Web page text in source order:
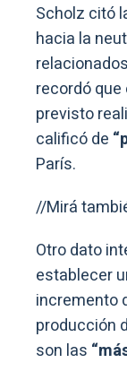
Scholz citó
hacia la
recordó
previsto
calificó de
París.
//Mirá
Otro dato
establecer
incremento
producción
son las